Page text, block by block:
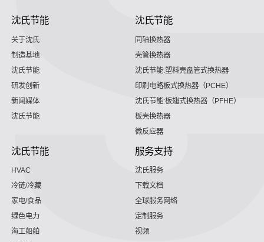
沈氏节能
关于沈氏
制造基地
沈氏节能
研发创新
新闻媒体
沈氏节能
沈氏节能
同轴换热器
壳管换热器
沈氏节能:塑料壳盘管式换热器
印刷电路板式换热器（PCHE）
沈氏节能:板翅式换热器（PFHE）
板壳换热器
微反应器
沈氏节能
HVAC
冷链/冷藏
家电/食品
绿色电力
海工船舶
服务支持
沈氏服务
下载文档
全球服务网络
定制服务
视频